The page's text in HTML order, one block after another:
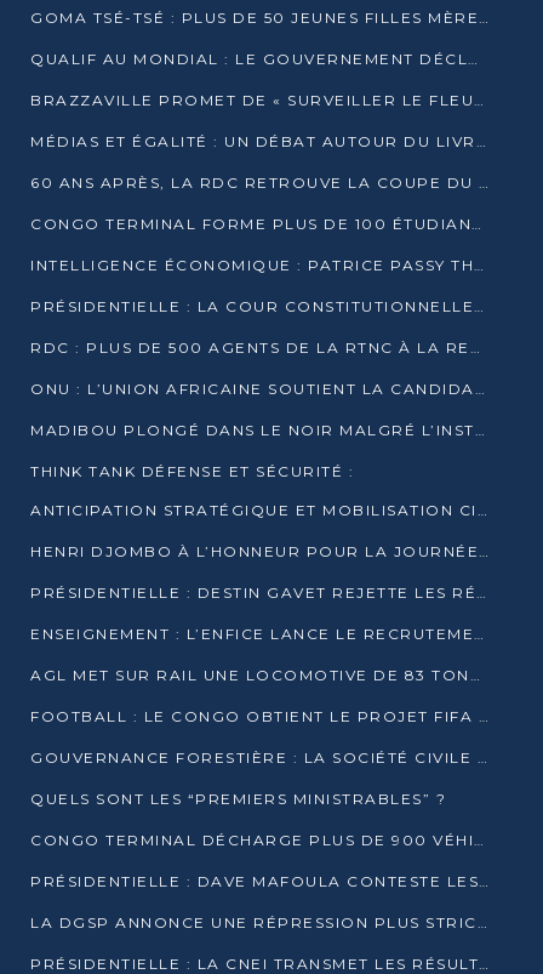
GOMA TSÉ-TSÉ : PLUS DE 50 JEUNES FILLES MÈRES SENSIBILISÉES À LA SANTÉ SEXUELLE
QUALIF AU MONDIAL : LE GOUVERNEMENT DÉCLARE LA JOURNÉE DU 1ER AVRIL 2026 CHÔMÉE ET PAYÉE
BRAZZAVILLE PROMET DE « SURVEILLER LE FLEUVE » APRÈS LA QUALIFICATION DE LA RDC AU MONDIAL
MÉDIAS ET ÉGALITÉ : UN DÉBAT AUTOUR DU LIVRE « CES FEMMES QUI REPRENNENT LE POUVOIR SUR LEUR VIE »
60 ANS APRÈS, LA RDC RETROUVE LA COUPE DU MONDE
CONGO TERMINAL FORME PLUS DE 100 ÉTUDIANTS AUX TECHNIQUES D’EMBAUCHE
INTELLIGENCE ÉCONOMIQUE : PATRICE PASSY THÉORISE UNE STRATÉGIE ADAPTÉE AUX CONTEXTES FRAGMENTÉS
PRÉSIDENTIELLE : LA COUR CONSTITUTIONNELLE CONFIRME LA VICTOIRE DE SASSOU NGUESSO AVEC 94,90 % DES SUFFRAGES
RDC : PLUS DE 500 AGENTS DE LA RTNC À LA RETRAITE, UNE PAGE SE TOURNE
ONU : L’UNION AFRICAINE SOUTIENT LA CANDIDATURE DE MACKY SALL
MADIBOU PLONGÉ DANS LE NOIR MALGRÉ L’INSTALLATION D’UN NOUVEAU TRANSFORMATEUR
THINK TANK DÉFENSE ET SÉCURITÉ :
ANTICIPATION STRATÉGIQUE ET MOBILISATION CITOYENNE POUR NOTRE SOUVERAINETÉ NATIONALE
HENRI DJOMBO À L’HONNEUR POUR LA JOURNÉE MONDIALE DU THÉÂTRE
PRÉSIDENTIELLE : DESTIN GAVET REJETTE LES RÉSULTATS ET APPELLE À UN DIALOGUE NATIONAL
ENSEIGNEMENT : L’ENFICE LANCE LE RECRUTEMENT DE SA PREMIÈRE PROMOTION DE PROFESSEURS DES ÉCOLES
AGL MET SUR RAIL UNE LOCOMOTIVE DE 83 TONNES À POINTE-NOIRE
FOOTBALL : LE CONGO OBTIENT LE PROJET FIFA ARENA POUR SES 15 DÉPARTEMENTS
GOUVERNANCE FORESTIÈRE : LA SOCIÉTÉ CIVILE CONGOLAISE AFFICHE SES PRIORITÉS POUR 2026
QUELS SONT LES “PREMIERS MINISTRABLES” ?
CONGO TERMINAL DÉCHARGE PLUS DE 900 VÉHICULES EN QUELQUES HEURES
PRÉSIDENTIELLE : DAVE MAFOULA CONTESTE LES RÉSULTATS PROVISOIRES
LA DGSP ANNONCE UNE RÉPRESSION PLUS STRICTE CONTRE LES MOTO-TAXIS
PRÉSIDENTIELLE : LA CNEI TRANSMET LES RÉSULTATS PROVISOIRES À LA COUR CONSTITUTIONNELLE